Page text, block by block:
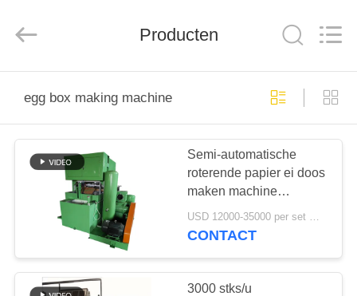
PRODUCTEN
VIDEOS
OVER
ONS
Packing
Machinery
Producten
egg box making machine
Semi-automatische
roterende papier ei doos
maken machine
1300pcs / uur
USD 12000-35000 per set MOQ:1
CONTACT
3000 stks/u